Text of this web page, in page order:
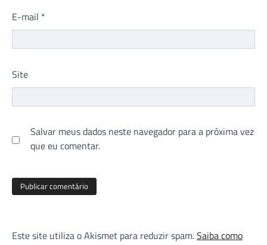
E-mail *
Site
Salvar meus dados neste navegador para a próxima vez
que eu comentar.
Este site utiliza o Akismet para reduzir spam.Saiba como